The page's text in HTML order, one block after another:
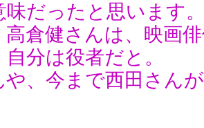
味だったと思います
高倉健さんは、映画
分は役者だと。
や、今まで西田さん